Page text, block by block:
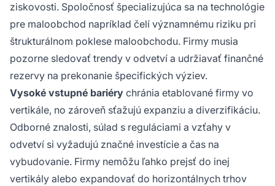
ziskovosti. Spoločnosť špecializujúca sa na technológie
pre maloobchod napríklad čelí významnému riziku pri
štrukturálnom poklese maloobchodu. Firmy musia
pozorne sledovať trendy v odvetví a udržiavať finančné
rezervy na prekonanie špecifických výziev.
Vysoké vstupné bariéry chránia etablované firmy vo
vertikále, no zároveň sťažujú expanziu a diverzifikáciu.
Odborné znalosti, súlad s reguláciami a vzťahy v
odvetví si vyžadujú značné investície a čas na
vybudovanie. Firmy nemôžu ľahko prejsť do inej
vertikály alebo expandovať do horizontálnych trhov